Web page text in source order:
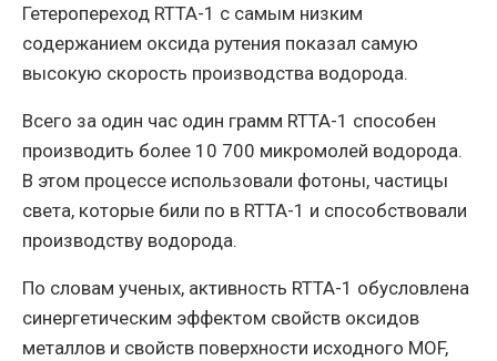
Гетеропереход RTTA-1 с самым низким
содержанием оксида рутения показал самую
высокую скорость производства водорода.
Всего за один час один грамм RTTA-1 способен
производить более 10 700 микромолей водорода.
В этом процессе использовали фотоны, частицы
света, которые били по в RTTA-1 и способствовали
производству водорода.
По словам ученых, активность RTTA-1 обусловлена ​​
синергетическим эффектом свойств оксидов
металлов и свойств поверхности исходного MOF,